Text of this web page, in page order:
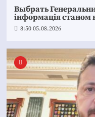
Выбрать
інформація станом
8:50 05.08.2026